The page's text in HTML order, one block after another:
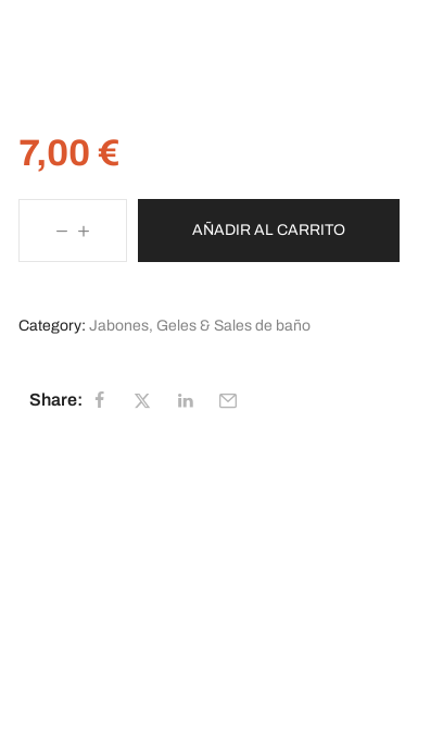
7,00 €
AÑADIR AL CARRITO
Category: Jabones, Geles & Sales de baño
Share: